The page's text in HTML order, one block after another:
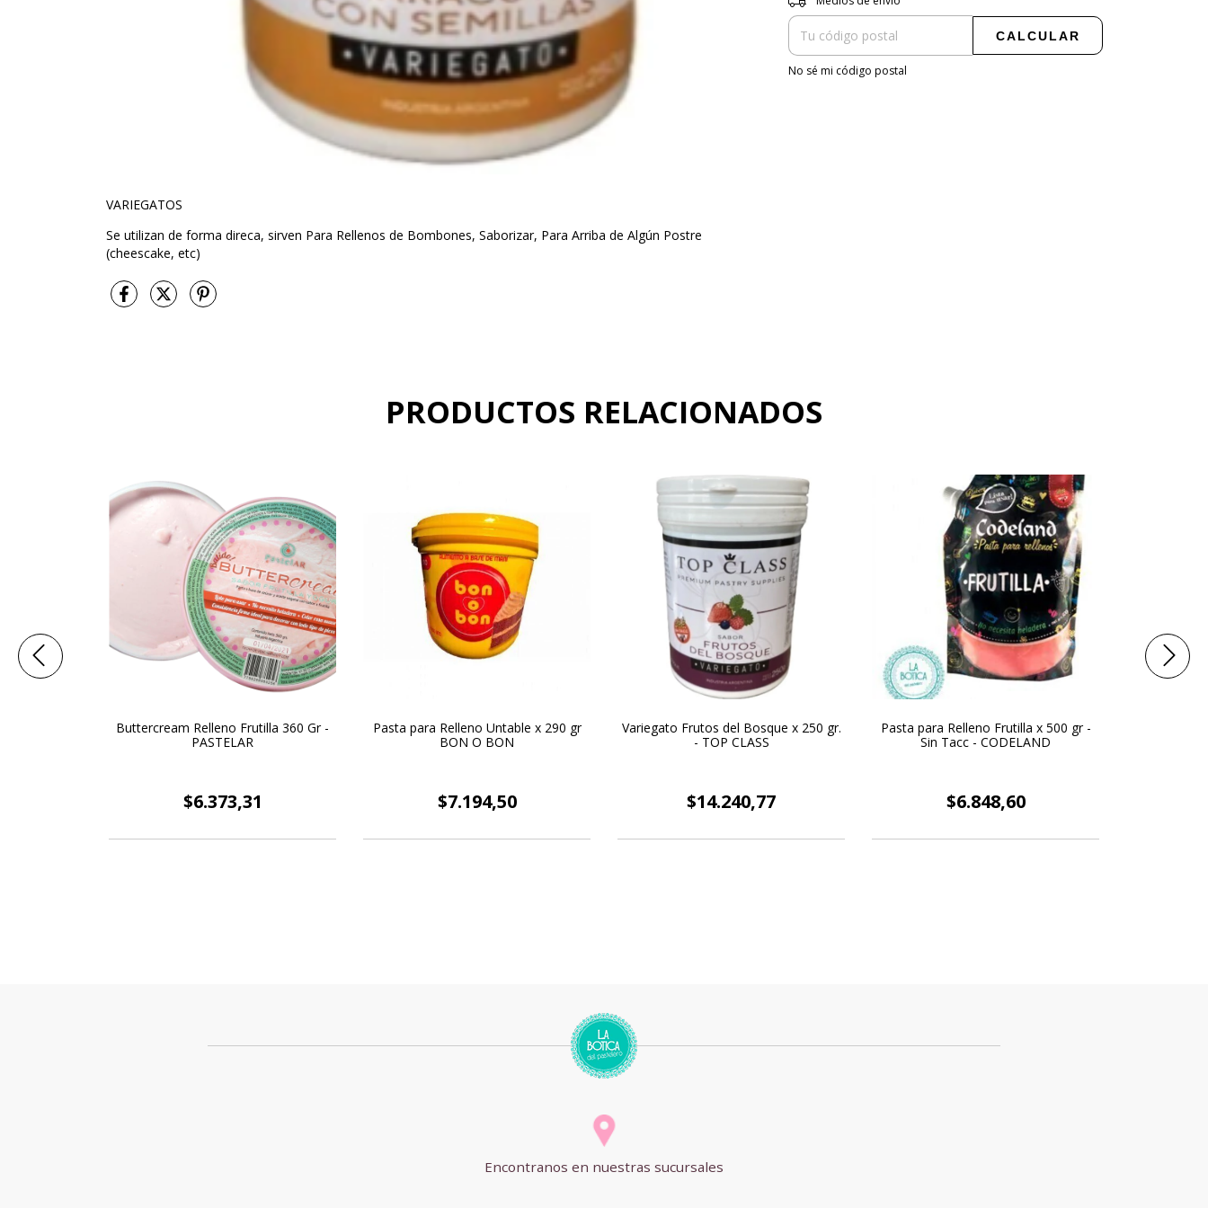
VARIEGATOS
Se utilizan de forma direca, sirven Para Rellenos de Bombones, Saborizar, Para Arriba de Algún Postre
(cheescake, etc)
CALCULAR
No sé mi código postal
PRODUCTOS RELACIONADOS
Buttercream Relleno Frutilla 360 Gr -
PASTELAR
$6.373,31
Pasta para Relleno Untable x 290 gr
BON O BON
$7.194,50
Variegato Frutos del Bosque x 250 gr.
- TOP CLASS
$14.240,77
Pasta para Relleno Frutilla x 500 gr -
Sin Tacc - CODELAND
$6.848,60
Encontranos en nuestras sucursales